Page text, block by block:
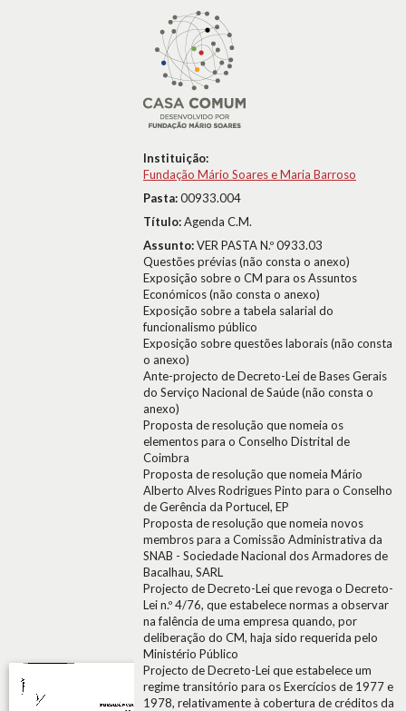
Instituição:
Fundação Mário Soares e Maria Barroso
Pasta:00933.004
Título:Agenda C.M.
Assunto:VER PASTA N.º 0933.03
Questões prévias (não consta o anexo)
Exposição sobre o CM para os Assuntos
Económicos (não consta o anexo)
Exposição sobre a tabela salarial do
funcionalismo público
Exposição sobre questões laborais (não consta
o anexo)
Ante-projecto de Decreto-Lei de Bases Gerais
do Serviço Nacional de Saúde (não consta o
anexo)
Proposta de resolução que nomeia os
elementos para o Conselho Distrital de
Coimbra
Proposta de resolução que nomeia Mário
Alberto Alves Rodrigues Pinto para o Conselho
de Gerência da Portucel, EP
Proposta de resolução que nomeia novos
membros para a Comissão Administrativa da
SNAB - Sociedade Nacional dos Armadores de
Bacalhau, SARL
Projecto de Decreto-Lei que revoga o Decreto-
Lei n.º 4/76, que estabelece normas a observar
na falência de uma empresa quando, por
deliberação do CM, haja sido requerida pelo
Ministério Público
Projecto de Decreto-Lei que estabelece um
regime transitório para os Exercícios de 1977 e
1978, relativamente à cobertura de créditos da